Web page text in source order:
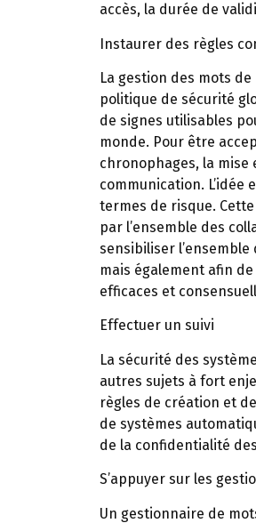
accès, la durée de
Instaurer des règles
La gestion des mots
politique de sécurité
de signes utilisables
monde. Pour être
chronophages, la mise
communication.
termes de risque.
par l’ensemble des
sensibiliser
mais également afin
efficaces et
Effectuer un suivi
La sécurité des
autres sujets à fort
règles de création et
de systèmes
de la confidentialité
S’appuyer sur les
Un gestionnaire de